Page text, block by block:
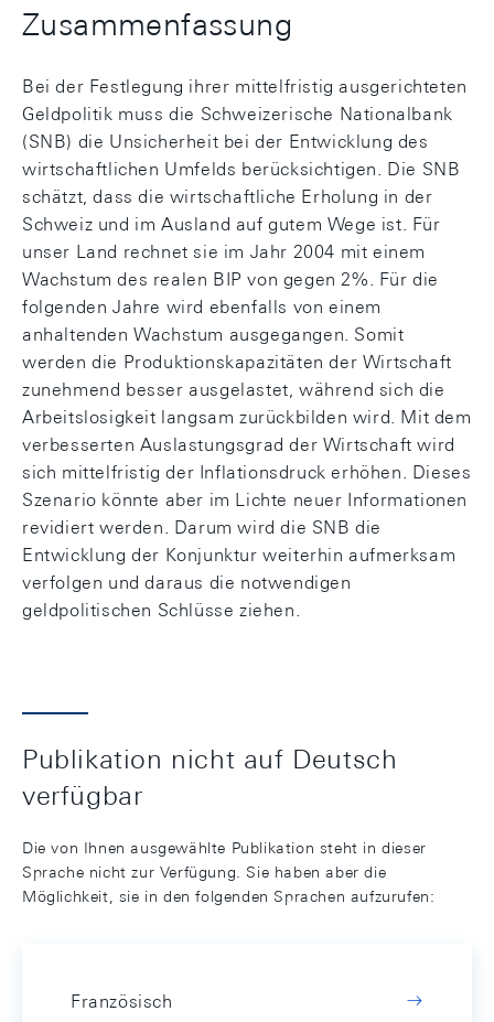
Zusammenfassung
Bei der Festlegung ihrer mittelfristig ausgerichteten
Geldpolitik muss die Schweizerische Nationalbank
(SNB) die Unsicherheit bei der Entwicklung des
wirtschaftlichen Umfelds berücksichtigen. Die SNB
schätzt, dass die wirtschaftliche Erholung in der
Schweiz und im Ausland auf gutem Wege ist. Für
unser Land rechnet sie im Jahr 2004 mit einem
Wachstum des realen BIP von gegen 2%. Für die
folgenden Jahre wird ebenfalls von einem
anhaltenden Wachstum ausgegangen. Somit
werden die Produktionskapazitäten der Wirtschaft
zunehmend besser ausgelastet, während sich die
Arbeitslosigkeit langsam zurückbilden wird. Mit dem
verbesserten Auslastungsgrad der Wirtschaft wird
sich mittelfristig der Inflationsdruck erhöhen. Dieses
Szenario könnte aber im Lichte neuer Informationen
revidiert werden. Darum wird die SNB die
Entwicklung der Konjunktur weiterhin aufmerksam
verfolgen und daraus die notwendigen
geldpolitischen Schlüsse ziehen.
Publikation nicht auf Deutsch
verfügbar
Die von Ihnen ausgewählte Publikation steht in dieser
Sprache nicht zur Verfügung. Sie haben aber die
Möglichkeit, sie in den folgenden Sprachen aufzurufen:
Französisch